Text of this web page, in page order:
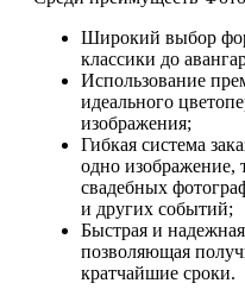
Широкий выбор
классики до
Использование
идеального
изображения;
Гибкая система
одно изображение,
свадебных
и других событий;
Быстрая и
позволяющая
кратчайшие сроки.